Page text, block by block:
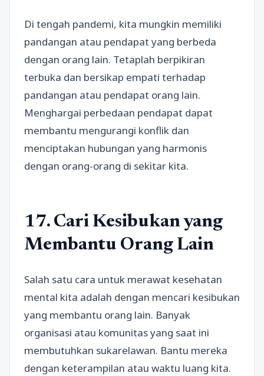
Di tengah pandemi, kita mungkin memiliki
pandangan atau pendapat yang berbeda
dengan orang lain. Tetaplah berpikiran
terbuka dan bersikap empati terhadap
pandangan atau pendapat orang lain.
Menghargai perbedaan pendapat dapat
membantu mengurangi konflik dan
menciptakan hubungan yang harmonis
dengan orang-orang di sekitar kita.
17. Cari Kesibukan yang
Membantu Orang Lain
Salah satu cara untuk merawat kesehatan
mental kita adalah dengan mencari kesibukan
yang membantu orang lain. Banyak
organisasi atau komunitas yang saat ini
membutuhkan sukarelawan. Bantu mereka
dengan keterampilan atau waktu luang kita.